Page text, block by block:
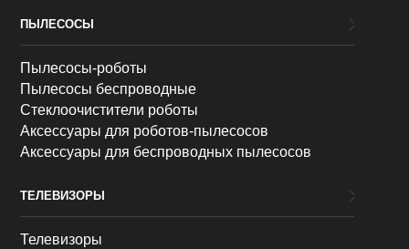
ПЫЛЕСОСЫ
Пылесосы-роботы
Пылесосы беспроводные
Стеклоочистители роботы
Аксессуары для роботов-пылесосов
Аксессуары для беспроводных пылесосов
ТЕЛЕВИЗОРЫ
Телевизоры